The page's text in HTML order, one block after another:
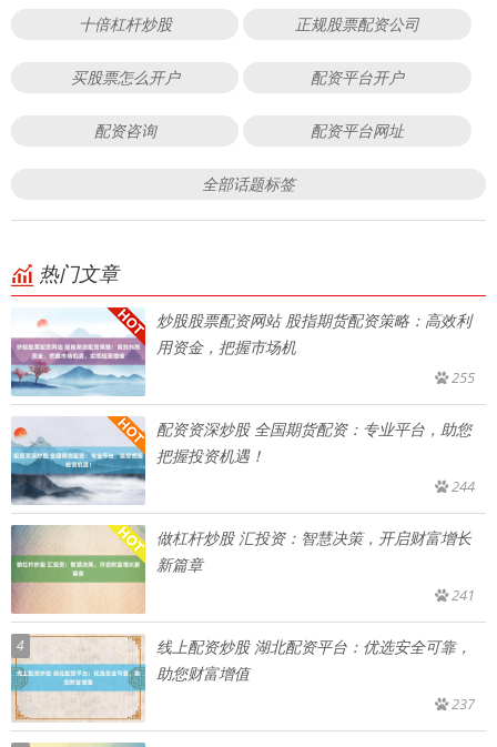
十倍杠杆炒股 正规股票配资公司
买股票怎么开户 配资平台开户
配资咨询 配资平台网址
全部话题标签
热门文章
炒股股票配资网站 股指期货配资策略：高效利
用资金，把握市场机
255
配资资深炒股 全国期货配资：专业平台，助您
把握投资机遇！
244
做杠杆炒股 汇投资：智慧决策，开启财富增长
新篇章
241
4
线上配资炒股 湖北配资平台：优选安全可靠，
助您财富增值
237